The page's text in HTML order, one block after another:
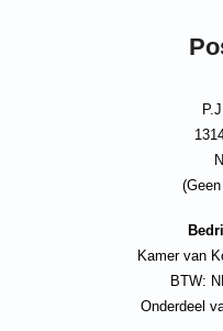
Kamer van
BTW:
Onderdeel